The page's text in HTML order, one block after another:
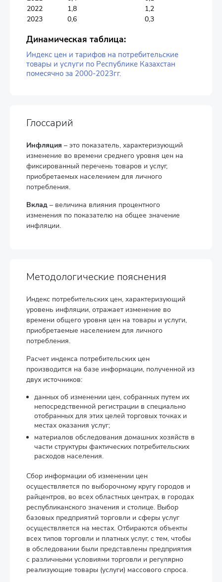
2022
1,8
1,2
2023
0,6 0,3
Динамическая таблица:
Индекс цен и тарифов на потребительские
товары и услуги по Республике Казахстан
помесячно за 2000-2023гг.
Глоссарий
Инфляция – это показатель, характеризующий
изменение во времени среднего уровня цен на
фиксированный перечень товаров и услуг,
приобретаемых населением для личного
потребления.
Вклад – величина влияния процентного
изменения по показателю на общее значение
инфляции.
Методологические пояснения
Индекс потребительских цен, характеризующий
уровень инфляции, отражает изменение во
времени общего уровня цен на товары и услуги,
приобретаемые населением для личного
потребления.
Расчет индекса потребительских цен
производится на базе информации, полученной из
двух источников:
данных об изменении цен, собранных путем их
непосредственной регистрации в специально
отобранных для этих целей торговых точках и
местах оказания услуг;
материалов обследования домашних хозяйств в
части структуры фактических потребительских
расходов населения.
Сбор информации об изменении цен
осуществляется по выборочному кругу городов и
райцентров, во всех областных центрах, в городах
республиканского значения и столице. Выбор
базовых предприятий торговли и сферы услуг
осуществляется на местах. Отбираются объекты
всех типов торговли и платных услуг, с тем, чтобы
в обследовании были представлены предприятия
с различными условиями торговли и регулярно
реализующие товары (услуги) массового спроса.